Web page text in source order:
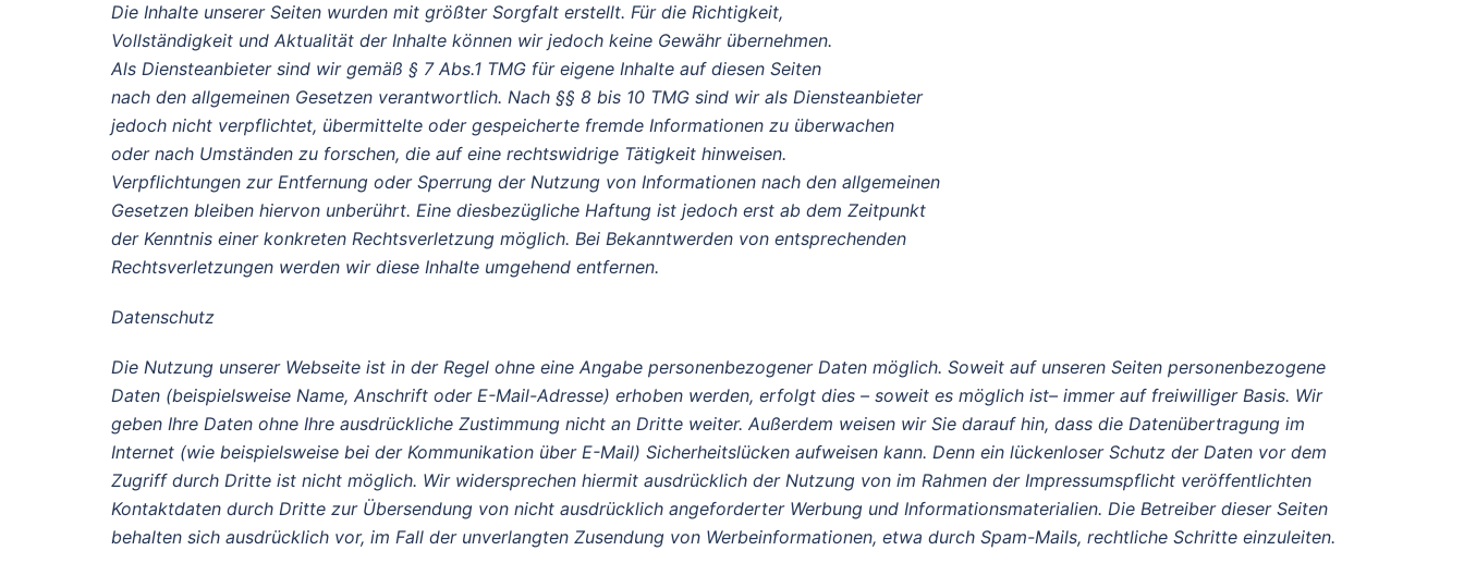
Die Inhalte unserer Seiten wurden mit größter Sorgfalt erstellt. Für die Richtigkeit,
Vollständigkeit und Aktualität der Inhalte können wir jedoch keine Gewähr übernehmen.
Als Diensteanbieter sind wir gemäß § 7 Abs.1 TMG für eigene Inhalte auf diesen Seiten
nach den allgemeinen Gesetzen verantwortlich. Nach §§ 8 bis 10 TMG sind wir als Diensteanbieter
jedoch nicht verpflichtet, übermittelte oder gespeicherte fremde Informationen zu überwachen
oder nach Umständen zu forschen, die auf eine rechtswidrige Tätigkeit hinweisen.
Verpflichtungen zur Entfernung oder Sperrung der Nutzung von Informationen nach den allgemeinen
Gesetzen bleiben hiervon unberührt. Eine diesbezügliche Haftung ist jedoch erst ab dem Zeitpunkt
der Kenntnis einer konkreten Rechtsverletzung möglich. Bei Bekanntwerden von entsprechenden
Rechtsverletzungen werden wir diese Inhalte umgehend entfernen.
Datenschutz
Die Nutzung unserer Webseite ist in der Regel ohne eine Angabe personenbezogener Daten möglich. Soweit auf unseren Seiten personenbezogene
Daten (beispielsweise Name, Anschrift oder E-Mail-Adresse) erhoben werden, erfolgt dies – soweit es möglich ist– immer auf freiwilliger Basis. Wir
geben Ihre Daten ohne Ihre ausdrückliche Zustimmung nicht an Dritte weiter. Außerdem weisen wir Sie darauf hin, dass die Datenübertragung im
Internet (wie beispielsweise bei der Kommunikation über E-Mail) Sicherheitslücken aufweisen kann. Denn ein lückenloser Schutz der Daten vor dem
Zugriff durch Dritte ist nicht möglich. Wir widersprechen hiermit ausdrücklich der Nutzung von im Rahmen der Impressumspflicht veröffentlichten
Kontaktdaten durch Dritte zur Übersendung von nicht ausdrücklich angeforderter Werbung und Informationsmaterialien. Die Betreiber dieser Seiten
behalten sich ausdrücklich vor, im Fall der unverlangten Zusendung von Werbeinformationen, etwa durch Spam-Mails, rechtliche Schritte einzuleiten.